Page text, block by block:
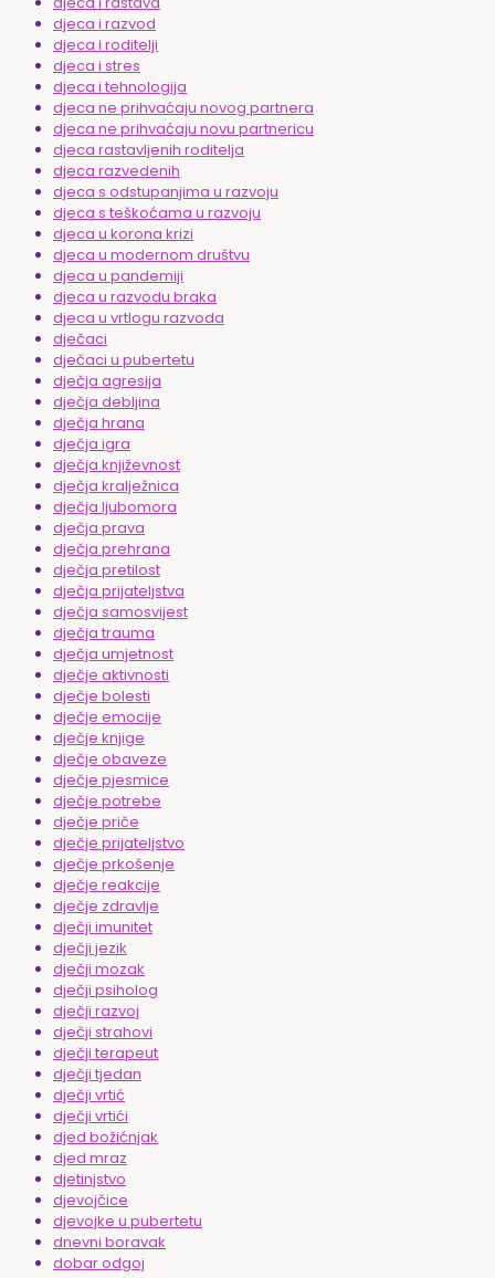
djeca i razvod
djeca i roditelji
djeca i stres
djeca i tehnologija
djeca ne prihvaćaju novog partnera
djeca ne prihvaćaju novu partnericu
djeca rastavljenih roditelja
djeca razvedenih
djeca s odstupanjima u razvoju
djeca s teškoćama u razvoju
djeca u korona krizi
djeca u modernom društvu
djeca u pandemiji
djeca u razvodu braka
djeca u vrtlogu razvoda
dječaci
dječaci u pubertetu
dječja agresija
dječja debljina
dječja hrana
dječja igra
dječja književnost
dječja kralježnica
dječja ljubomora
dječja prava
dječja prehrana
dječja pretilost
dječja prijateljstva
dječja samosvijest
dječja trauma
dječja umjetnost
dječje aktivnosti
dječje bolesti
dječje emocije
dječje knjige
dječje obaveze
dječje pjesmice
dječje potrebe
dječje priče
dječje prijateljstvo
dječje prkošenje
dječje reakcije
dječje zdravlje
dječji imunitet
dječji jezik
dječji mozak
dječji psiholog
dječji razvoj
dječji strahovi
dječji terapeut
dječji tjedan
dječji vrtić
dječji vrtići
djed božićnjak
djed mraz
djetinjstvo
djevojčice
djevojke u pubertetu
dnevni boravak
dobar odgoj